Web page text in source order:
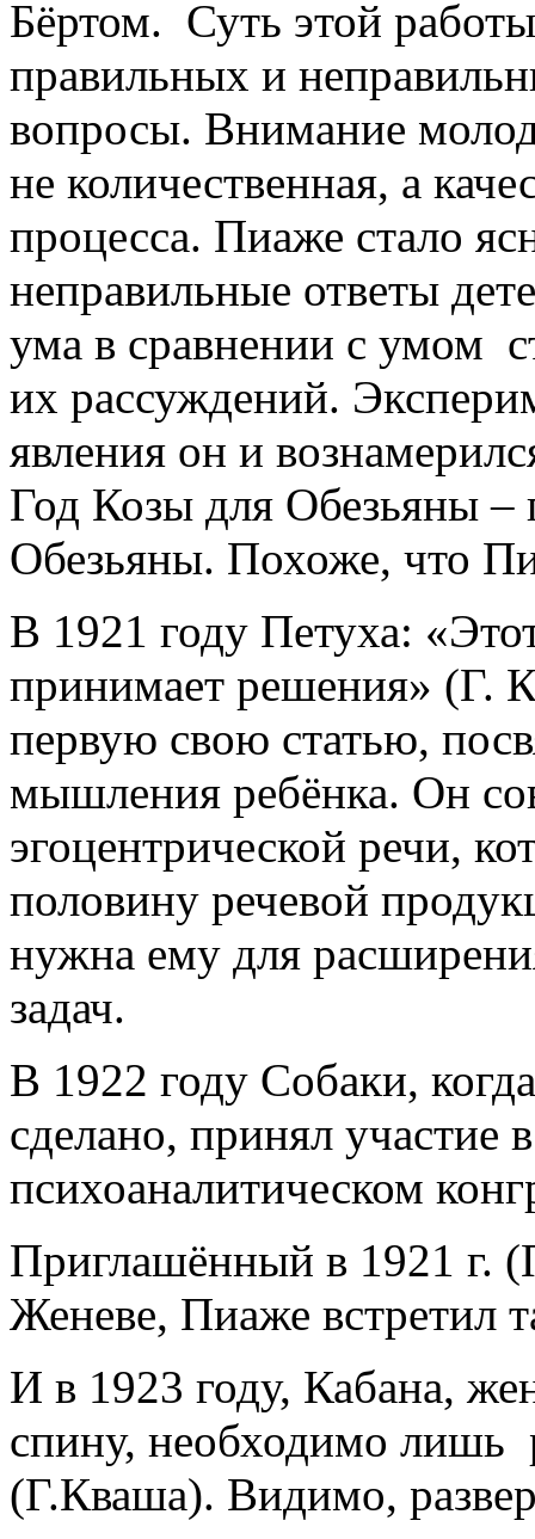
Бёртом. Суть этой
правильных и
вопросы. Внимание
не количественная, а
процесса. Пиаже стало
неправильные ответы
ума в сравнении с умом
их рассуждений.
явления он и
Год Козы для Обезьяны –
Обезьяны. Похоже, что
В 1921 году Петуха:
принимает решения» (Г.
первую свою статью,
мышления ребёнка. Он
эгоцентрической речи,
половину речевой
нужна ему для
задач.
В 1922 году Собаки,
сделано, принял участие
психоаналитическом
Приглашённый в 1921 г.
Женеве, Пиаже встретил
И в 1923 году, Кабана,
спину, необходимо лишь
(Г.Кваша). Видимо,